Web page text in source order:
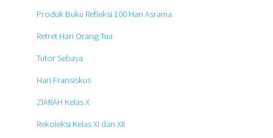
Produk Buku Refleksi 100 Hari Asrama
Retret Hari Orang Tua
Tutor Sebaya
Hari Fransiskus
ZIARAH Kelas X
Rekoleksi Kelas XI dan XII